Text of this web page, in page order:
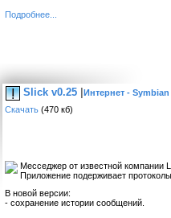
Подробнее...
Slick v0.25 |Интернет - Symbian
Скачать (470 кб)
Месседжер от известной компании
Приложение подерживает
В новой версии:
- сохранение истории сообщений.